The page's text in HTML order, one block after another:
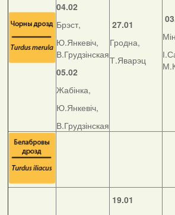
04.02
Брэст,
Ю.Янкевіч,
В.Грудзінская
05.02
Жабінка,
Ю.Янкевіч,
В.Грудзінская
27.01
Гродна,
Т.Яварэц
19.01